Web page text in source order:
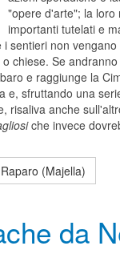
"opere d'arte"; la loro
importanti tutelati e
sentieri non
chiese. Se
e raggiunge la
e, sfruttando una
risaliva anche
che invece
(Majella)
da